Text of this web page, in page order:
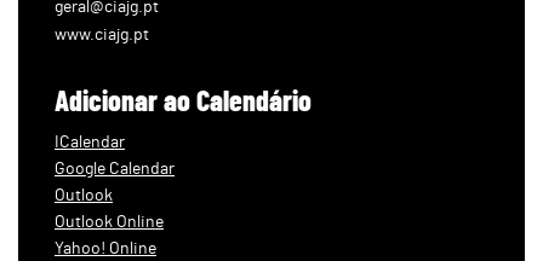
geral@ciajg.pt
www.ciajg.pt
Adicionar ao Calendário
ICalendar
Google Calendar
Outlook
Outlook Online
Yahoo! Online